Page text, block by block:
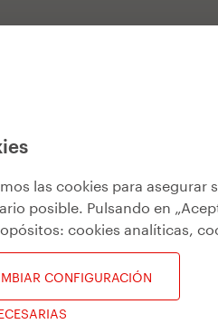
las cookies para
posible. Pulsando en
cookies analíticas,
CONFIGURACIÓN